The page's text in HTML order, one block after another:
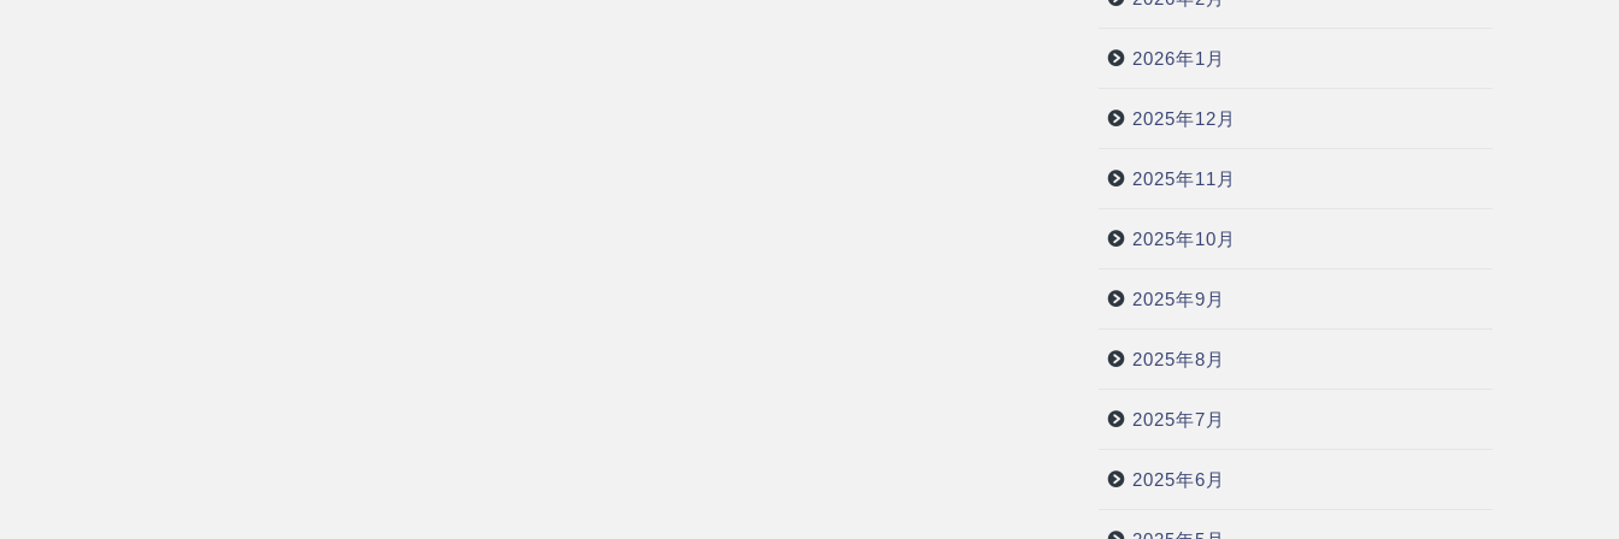
2026年1月
2025年12月
2025年11月
2025年10月
2025年9月
2025年8月
2025年7月
2025年6月